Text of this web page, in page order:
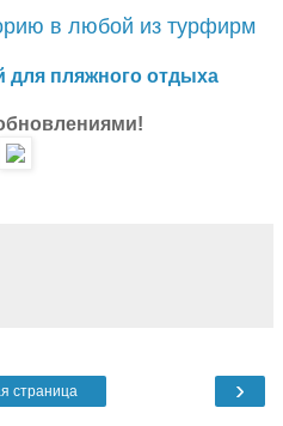
в любой из турфирм
для пляжного отдыха
›
страница